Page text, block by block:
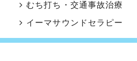
むち打ち・交通事故治療
イーマサウンドセラピー